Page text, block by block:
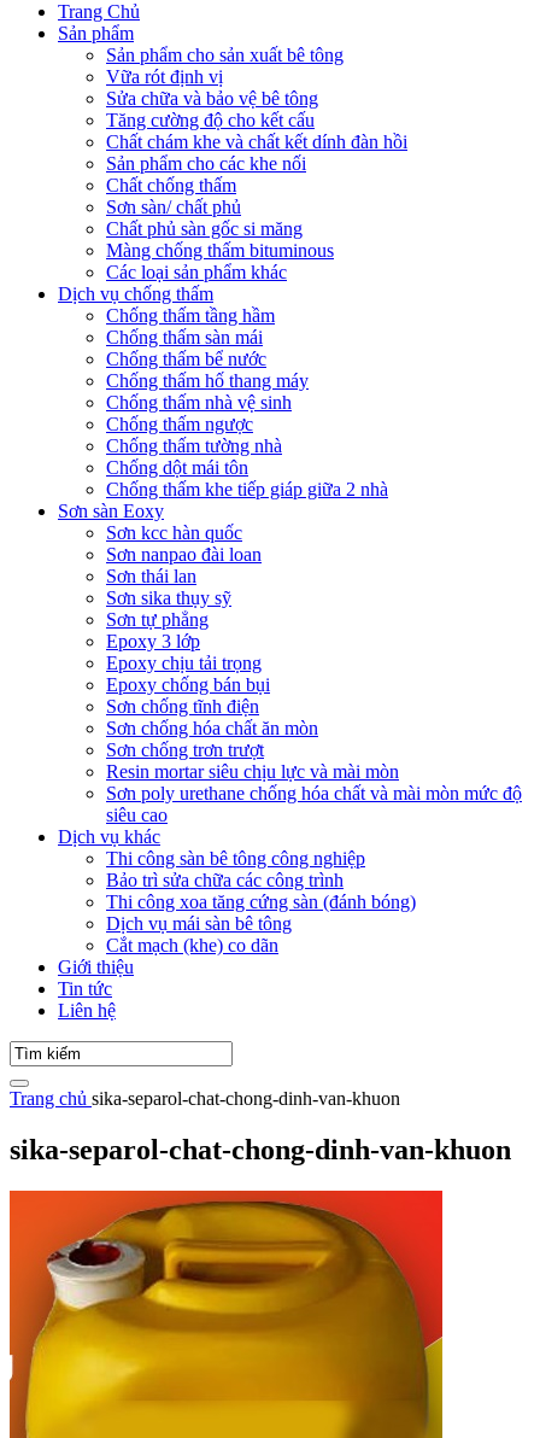
Trang Chủ
Sản phẩm
Sản phẩm cho sản xuất bê tông
Vữa rót định vị
Sửa chữa và bảo vệ bê tông
Tăng cường độ cho kết cấu
Chất chám khe và chất kết dính đàn hồi
Sản phẩm cho các khe nối
Chất chống thấm
Sơn sàn/ chất phủ
Chất phủ sàn gốc si măng
Màng chống thấm bituminous
Các loại sản phẩm khác
Dịch vụ chống thấm
Chống thấm tầng hầm
Chống thấm sàn mái
Chống thấm bể nước
Chống thấm hố thang máy
Chống thấm nhà vệ sinh
Chống thấm ngược
Chống thấm tường nhà
Chống dột mái tôn
Chống thấm khe tiếp giáp giữa 2 nhà
Sơn sàn Eoxy
Sơn kcc hàn quốc
Sơn nanpao đài loan
Sơn thái lan
Sơn sika thụy sỹ
Sơn tự phẳng
Epoxy 3 lớp
Epoxy chịu tải trọng
Epoxy chống bán bụi
Sơn chống tĩnh điện
Sơn chống hóa chất ăn mòn
Sơn chống trơn trượt
Resin mortar siêu chịu lực và mài mòn
Sơn poly urethane chống hóa chất và mài mòn mức độ
siêu cao
Dịch vụ khác
Thi công sàn bê tông công nghiệp
Bảo trì sửa chữa các công trình
Thi công xoa tăng cứng sàn (đánh bóng)
Dịch vụ mái sàn bê tông
Cắt mạch (khe) co dãn
Giới thiệu
Tin tức
Liên hệ
Trang chủ sika-separol-chat-chong-dinh-van-khuon
sika-separol-chat-chong-dinh-van-khuon